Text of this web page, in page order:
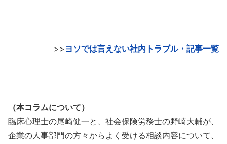
>> ヨソでは言えない社内トラブル・記事一覧
（本コラムについて）
臨床心理士の尾崎健一と、社会保険労務士の野崎大輔が、
企業の人事部門の方々からよく受ける相談内容について、